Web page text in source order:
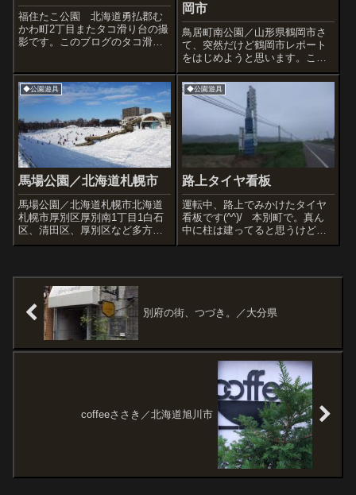
福住たこ公園 北海道勇払郡む
かわ町2丁目またタコ滑り台の撮
影です。このブログのタコ滑り
な。宇宙系、プッシュホンなど
変わった形の滑り台、富士山滑
り台、象さんなど全部あわせて
137記事になり...
岡市
鳥居町南公園／山形県鶴岡市さ
て、突然だけど鶴岡市レポート
をはじめようと思います。これ
も2014秋。偶然通りがかった古
い公園です。このブログに何度
か登場している希少(だと思うん
ですが・・・)な富士山型滑り台
を発見!愛知以外では初めて見た
かも。...
◆公園遊具
馬場公園／北海道札幌市
馬場公園／北海道札幌市北海道
札幌市厚別区厚別南1丁目1白石
区、清田区、厚別区など多方面
の市民から人気の公園。高低差
場より冬の理由が多いと思う。
冬なので出口はふさがれている
◆公園遊具
路上タイヤ看板
運転中、路上でみかけたタイヤ
看板です(^^)/ 本別町で。真ん
中に柱は建ってると思うけどコ
レずいぶん高く積んだな
の写真www.japan-cafe.co...
別府の街、つづき。／大分県
coffeeささき／北海道旭川市